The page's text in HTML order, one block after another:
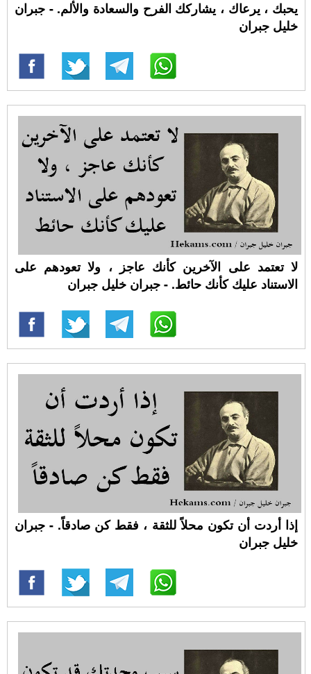
يحبك ، يرعاك ، يشاركك الفرح والسعادة والألم. - جبران
خليل جبران
لا تعتمد على الآخرين كأنك عاجز ، ولا تعودهم على
الاستناد عليك كأنك حائط. - جبران خليل جبران
إذا أردت أن تكون محلاً للثقة ، فقط كن صادقاً. - جبران
خليل جبران